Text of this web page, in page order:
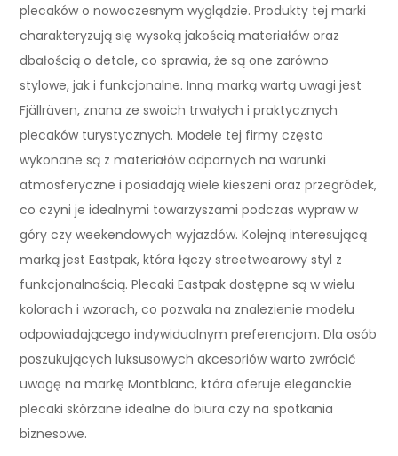
plecaków o nowoczesnym wyglądzie. Produkty tej marki
charakteryzują się wysoką jakością materiałów oraz
dbałością o detale, co sprawia, że są one zarówno
stylowe, jak i funkcjonalne. Inną marką wartą uwagi jest
Fjällräven, znana ze swoich trwałych i praktycznych
plecaków turystycznych. Modele tej firmy często
wykonane są z materiałów odpornych na warunki
atmosferyczne i posiadają wiele kieszeni oraz przegródek,
co czyni je idealnymi towarzyszami podczas wypraw w
góry czy weekendowych wyjazdów. Kolejną interesującą
marką jest Eastpak, która łączy streetwearowy styl z
funkcjonalnością. Plecaki Eastpak dostępne są w wielu
kolorach i wzorach, co pozwala na znalezienie modelu
odpowiadającego indywidualnym preferencjom. Dla osób
poszukujących luksusowych akcesoriów warto zwrócić
uwagę na markę Montblanc, która oferuje eleganckie
plecaki skórzane idealne do biura czy na spotkania
biznesowe.